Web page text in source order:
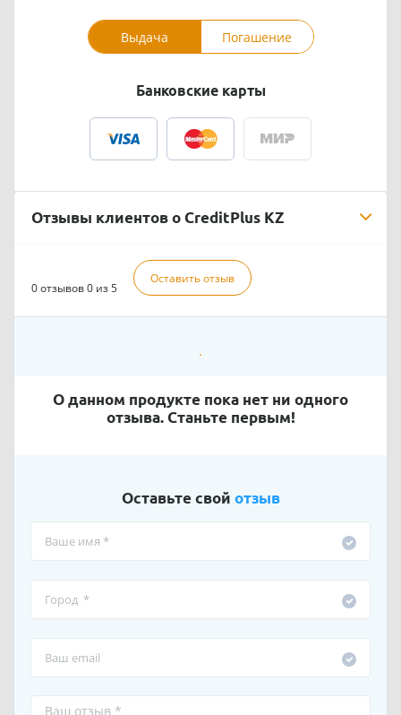
Выдача Погашение
Банковские карты
Отзывы клиентов о CreditPlus KZ
0 отзывов0 из 5
Оставить отзыв
О данном продукте пока нет ни одного
отзыва. Станьте первым!
Оставьте свой отзыв